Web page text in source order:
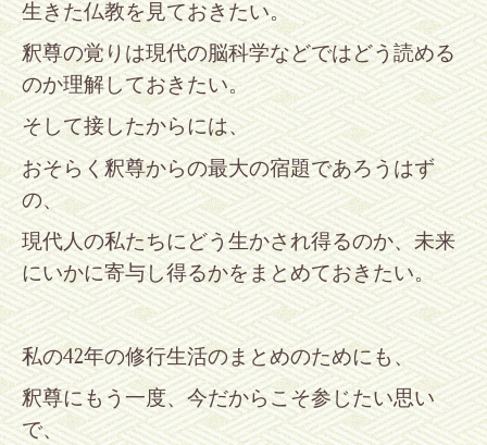
生きた仏教を見ておきたい。
釈尊の覚りは現代の脳科学などではどう読める
のか理解しておきたい。
そして接したからには、
おそらく釈尊からの最大の宿題であろうはず
の、
現代人の私たちにどう生かされ得るのか、未来
にいかに寄与し得るかをまとめておきたい。
私の42年の修行生活のまとめのためにも、
釈尊にもう一度、今だからこそ参じたい思い
で、